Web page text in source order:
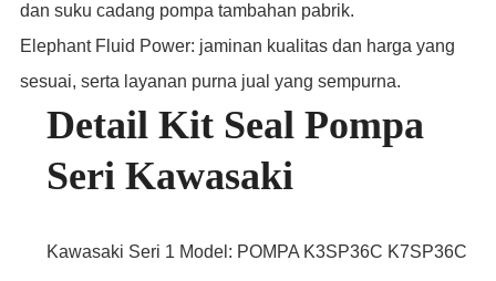
dan suku cadang pompa tambahan pabrik.
Elephant Fluid Power: jaminan kualitas dan harga yang
sesuai, serta layanan purna jual yang sempurna.
Detail Kit Seal Pompa
Seri Kawasaki
Kawasaki Seri 1 Model: POMPA K3SP36C K7SP36C